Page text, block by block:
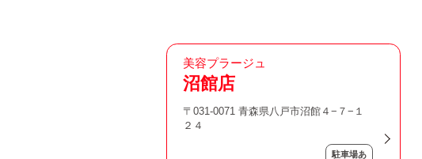
美容プラージュ
沼館店
〒031-0071 青森県八戸市沼館４−７−１
２４
駐車場あ